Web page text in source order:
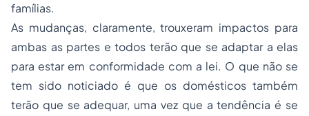
famílias.
As mudanças, claramente, trouxeram impactos para
ambas as partes e todos terão que se adaptar a elas
para estar em conformidade com a lei. O que não se
tem sido noticiado é que os domésticos também
terão que se adequar, uma vez que a tendência é se